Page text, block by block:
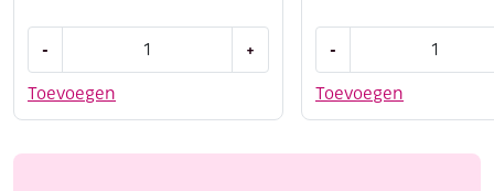
Toevoegen
-
viltpakketje,
+
Toevoegen
-
voertuigen